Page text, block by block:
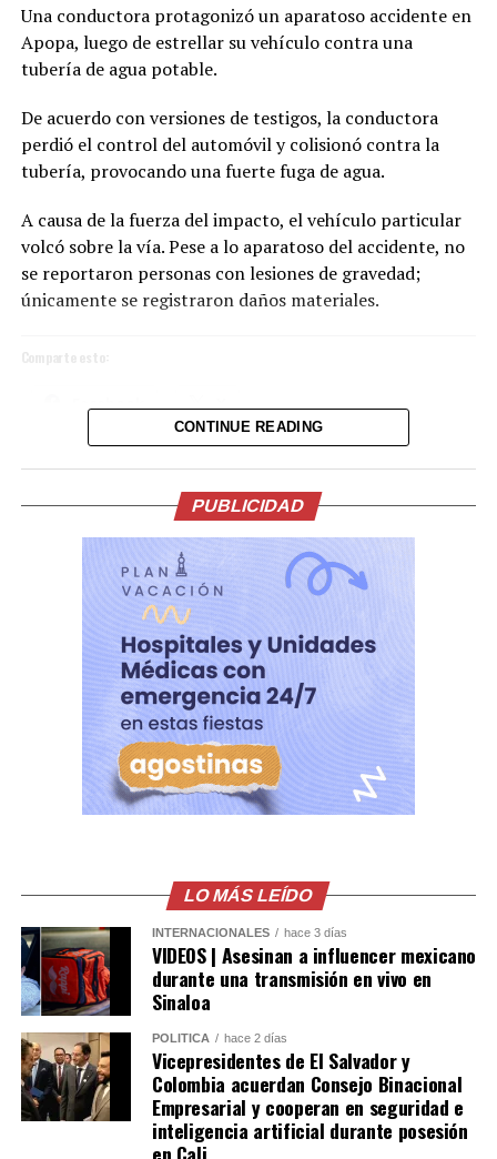
La ceremonia, incluyó una oración y reflexión que
acompañaron el inicio de esta nueva etapa de gobierno.
En su intervención, el Presidente de la Espriella, hizo
importantes anuncios en materia económica, salud,
lucha contra la corrupción, el servicio público y la
La participación del Vicepresidente Ulloa en este
histórico acto reafirma los lazos de amistad y
cooperación entre El Salvador y Colombia, así como la
voluntad de continuar fortaleciendo una agenda
bilateral orientada al desarrollo y bienestar de ambos
Comparte esto:
Me gusta esto:
Una conductora protagonizó un aparatoso accidente en
Apopa, luego de estrellar su vehículo contra una
tubería de agua potable.
De acuerdo con versiones de testigos, la conductora
perdió el control del automóvil y colisionó contra la
tubería, provocando una fuerte fuga de agua.
A causa de la fuerza del impacto, el vehículo particular
volcó sobre la vía. Pese a lo aparatoso del accidente, no
se reportaron personas con lesiones de gravedad;
únicamente se registraron daños materiales.
Comparte esto:
Me gusta esto:
CONTINUE READING
PUBLICIDAD
LO MÁS LEÍDO
INTERNACIONALES hace 3 días
VIDEOS | Asesinan a influencer mexicano
durante una transmisión en vivo en
Sinaloa
POLÍTICA hace 2 días
Vicepresidentes de El Salvador y
Colombia acuerdan Consejo Binacional
Empresarial y cooperan en seguridad e
inteligencia artificial durante posesión